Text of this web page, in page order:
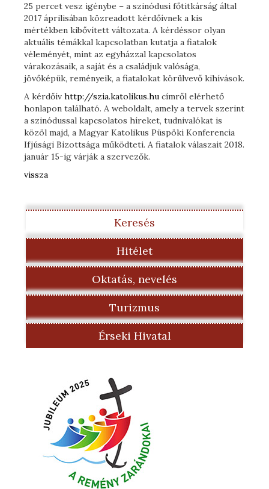
25 percet vesz igénybe – a szinódusi főtitkárság által
2017 áprilisában közreadott kérdőívnek a kis
mértékben kibővített változata. A kérdéssor olyan
aktuális témákkal kapcsolatban kutatja a fiatalok
véleményét, mint az egyházzal kapcsolatos
várakozásaik, a saját és a családjuk valósága,
jövőképük, reményeik, a fiatalokat körülvevő kihívások.
A kérdőív http://szia.katolikus.hu címről elérhető
honlapon található. A weboldalt, amely a tervek szerint
a szinódussal kapcsolatos híreket, tudnivalókat is
közöl majd, a Magyar Katolikus Püspöki Konferencia
Ifjúsági Bizottsága működteti. A fiatalok válaszait 2018.
január 15-ig várják a szervezők.
vissza
Keresés
Hitélet
Oktatás, nevelés
Turizmus
Érseki Hivatal